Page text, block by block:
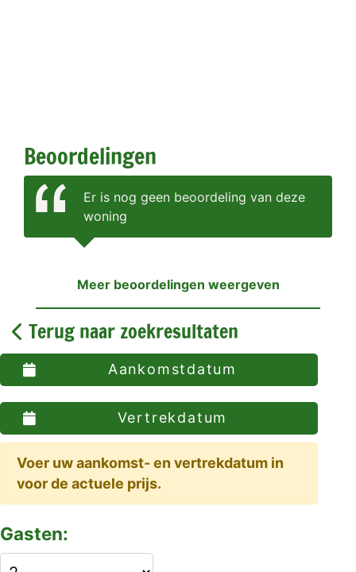
Beoordelingen
Er is nog geen beoordeling van deze
woning
Meer beoordelingen weergeven
Terug naar zoekresultaten
Aankomstdatum
Vertrekdatum
Voer uw aankomst- en vertrekdatum in
voor de actuele prijs.
Gasten: